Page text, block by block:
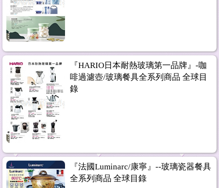
『HARIO日本耐熱玻璃第一品牌』-咖
啡過濾壺/玻璃餐具全系列商品 全球目
錄
『法國Luminarc/康寧』--玻璃瓷器餐具
全系列商品 全球目錄